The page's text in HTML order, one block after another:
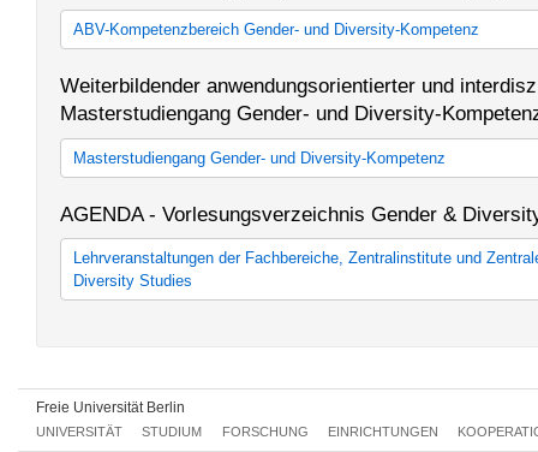
ABV-Kompetenzbereich Gender- und Diversity-Kompetenz
ABV-Kompetenzbereich Gender- und Diversity-Kompetenz (ab
ABV-Kompetenzbereich Gender- und Diversity-Kompetenz (ab
Weiterbildender anwendungsorientierter und
Masterstudiengang Gender- und Diversity-
Masterstudiengang Gender- und Diversity-Kompetenz
M.A. Gender- und Diversity-Kompetenz (120 LP)
AGENDA - Vorlesungsverzeichnis Gender &
Lehrveranstaltungen der Fachbereiche, Zentralinstitute und
Diversity Studies
Freie Universität Berlin
UNIVERSITÄT STUDIUM FORSCHUNG EINRICHTUNGEN